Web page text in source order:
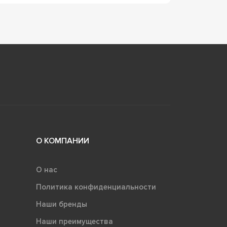
О КОМПАНИИ
О нас
Политика конфиденциальности
Наши бренды
Наши преимущества